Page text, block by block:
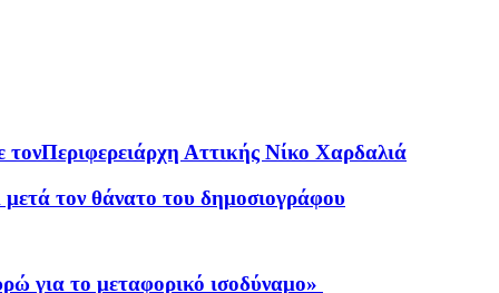
Αττικής Νίκο Χαρδαλιά
τον θάνατο του δημοσιογράφου
για το μεταφορικό ισοδύναμο»